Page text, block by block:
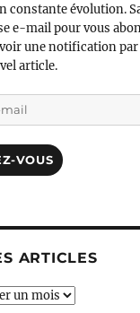
constante évolution.
e-mail pour vous
une notification
article.
VOUS
ARTICLES